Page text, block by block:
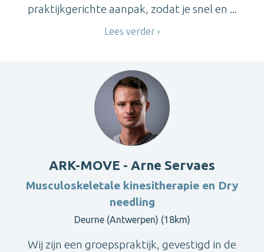
praktijkgerichte aanpak, zodat je snel en ...
Lees verder
ARK-MOVE - Arne Servaes
Musculoskeletale kinesitherapie en Dry
needling
Deurne (Antwerpen) (18km)
Wij zijn een groepspraktijk, gevestigd in de